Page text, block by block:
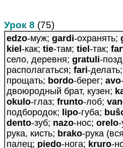
Урок 8 (75)
edzo-муж; gardi-охранять;
kiel -как; tie-там; tiel -так;
село, деревня; gratuli-
располагаться; fari-делать;
прощать; bordo-берег; avo
двоюродный брат, кузен;
okulo-глаз; frunto-лоб;
подбородок; lipo-губа;
dento-зуб; nazo-нос; orelo-
рука, кисть; brako-рука
палец; piedo-нога; kruro-